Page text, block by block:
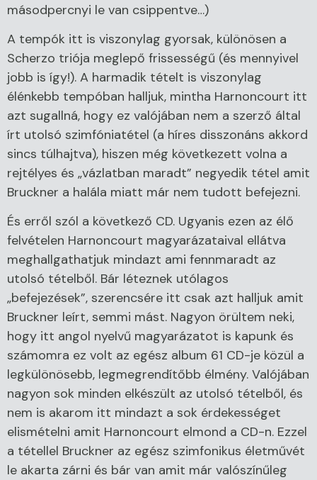
másodpercnyi le van csippentve…)
A tempók itt is viszonylag gyorsak, különösen a
Scherzo triója meglepő frissességű (és mennyivel
jobb is így!). A harmadik tételt is viszonylag
élénkebb tempóban halljuk, mintha Harnoncourt itt
azt sugallná, hogy ez valójában nem a szerző által
írt utolsó szimfóniatétel (a híres disszonáns akkord
sincs túlhajtva), hiszen még következett volna a
rejtélyes és „vázlatban maradt” negyedik tétel amit
Bruckner a halála miatt már nem tudott befejezni.
És erről szól a következő CD. Ugyanis ezen az élő
felvételen Harnoncourt magyarázataival ellátva
meghallgathatjuk mindazt ami fennmaradt az
utolsó tételből. Bár léteznek utólagos
„befejezések”, szerencsére itt csak azt halljuk amit
Bruckner leírt, semmi mást. Nagyon örültem neki,
hogy itt angol nyelvű magyarázatot is kapunk és
számomra ez volt az egész album 61 CD-je közül a
legkülönösebb, legmegrendítőbb élmény. Valójában
nagyon sok minden elkészült az utolsó tételből, és
nem is akarom itt mindazt a sok érdekességet
elismételni amit Harnoncourt elmond a CD-n. Ezzel
a tétellel Bruckner az egész szimfonikus életművét
le akarta zárni és bár van amit már valószínűleg